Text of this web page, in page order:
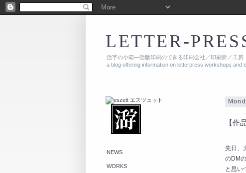
LETTER-
活字の小箱—活版印刷のできる印刷会社／印刷所／工房
a blog offering information on letterpress workshops and
【作
先日、
のDM
と思い
NEWS
WORKS